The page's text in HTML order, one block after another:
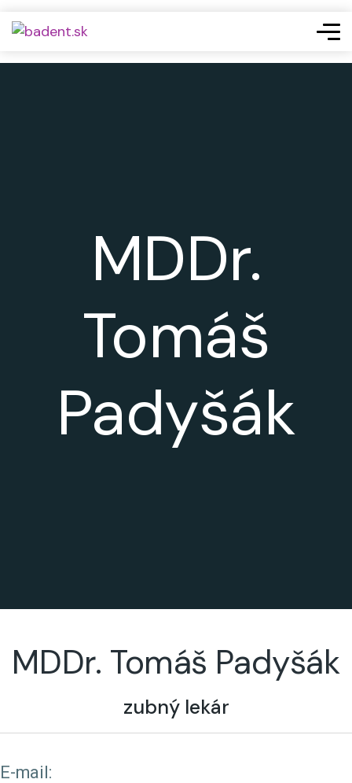
MDDr.
Tomáš
Padyšák
zubný lekár
MDDr. Tomáš Padyšák
E-mail: